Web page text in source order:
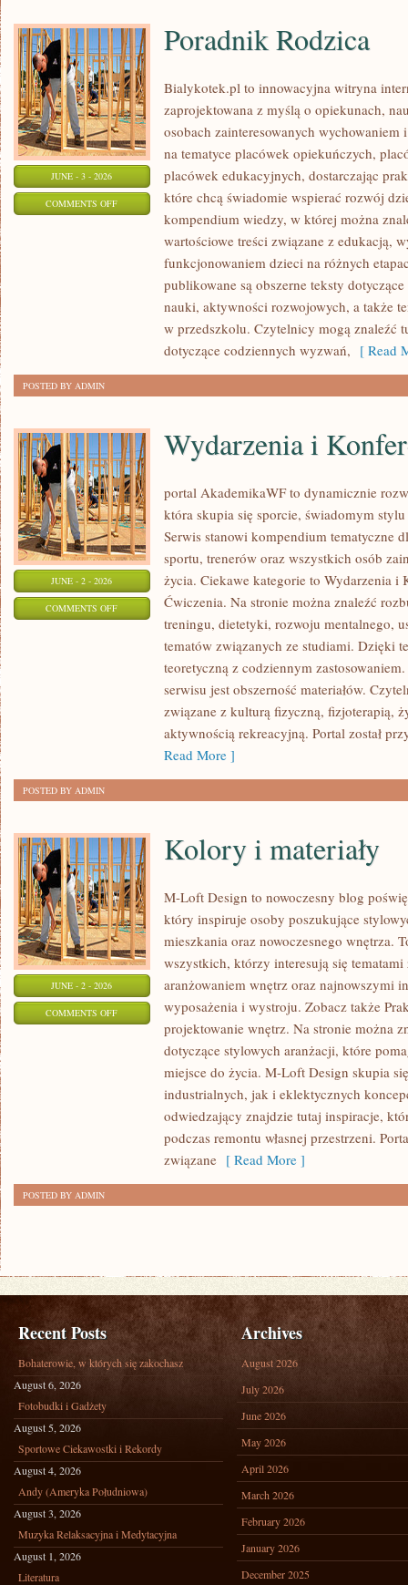
JUNE - 3 - 2026
COMMENTS OFFON
Poradnik Rodzica
Bialykotek.pl to innowacyjna witryna
zaprojektowana z myślą o opiekunach,
osobach zainteresowanych
na tematyce placówek opiekuńczych,
placówek edukacyjnych, dostarczając
które chcą świadomie wspierać rozwój
kompendium wiedzy, w której można
wartościowe treści związane z edukacją,
funkcjonowaniem dzieci na różnych
publikowane są obszerne teksty
nauki, aktywności rozwojowych, a także
w przedszkolu. Czytelnicy mogą znaleźć
dotyczące codziennych wyzwań, [ Read
POSTED BY ADMIN
JUNE - 2 - 2026
COMMENTS OFFON
WYDARZENIA
KONFERENCJE
Wydarzenia i
portal AkademikaWF to dynamicznie
która skupia się sporcie, świadomym
Serwis stanowi kompendium tematyczne
sportu, trenerów oraz wszystkich osób
życia. Ciekawe kategorie to Wydarzenia i
Ćwiczenia. Na stronie można znaleźć
treningu, dietetyki, rozwoju mentalnego,
tematów związanych ze studiami. Dzięki
teoretyczną z codziennym
serwisu jest obszerność materiałów.
związane z kulturą fizyczną, fizjoterapią,
aktywnością rekreacyjną. Portal został
Read More ]
POSTED BY ADMIN
JUNE - 2 - 2026
COMMENTS OFFON
MATERIAŁY
Kolory i materiały
M-Loft Design to nowoczesny blog
który inspiruje osoby poszukujące
mieszkania oraz nowoczesnego wnętrza.
wszystkich, którzy interesują się
aranżowaniem wnętrz oraz najnowszymi
wyposażenia i wystroju. Zobacz także
projektowanie wnętrz. Na stronie można
dotyczące stylowych aranżacji, które
miejsce do życia. M-Loft Design skupia
industrialnych, jak i eklektycznych
odwiedzający znajdzie tutaj inspiracje,
podczas remontu własnej przestrzeni.
związane [ Read More ]
POSTED BY ADMIN
Recent Posts
Bohaterowie, w których się zakochasz
August 6, 2026
Fotobudki i Gadżety
August 5, 2026
Sportowe Ciekawostki i Rekordy
August 4, 2026
Andy (Ameryka Południowa)
August 3, 2026
Muzyka Relaksacyjna i Medytacyjna
August 1, 2026
Literatura
Archives
August 2026
July 2026
June 2026
May 2026
April 2026
March 2026
February 2026
January 2026
December 2025